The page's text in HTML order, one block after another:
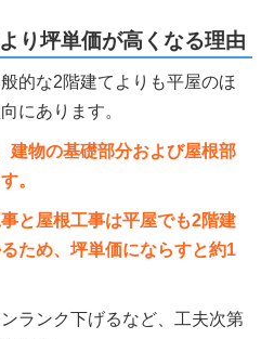
り坪単価が高くなる理由
的な2階建てよりも平屋のほ
にあります。
建物の基礎部分および屋根部
。
と屋根工事は平屋でも2階建
ため、坪単価にならすと約1
ランク下げるなど、工夫次第